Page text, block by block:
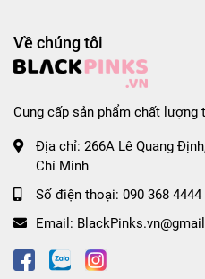
Về chúng tôi
Cung cấp sản phẩm chất lượng
Địa chỉ: 266A Lê Quang
Chí Minh
Số điện thoại: 090 368 4444
Email: